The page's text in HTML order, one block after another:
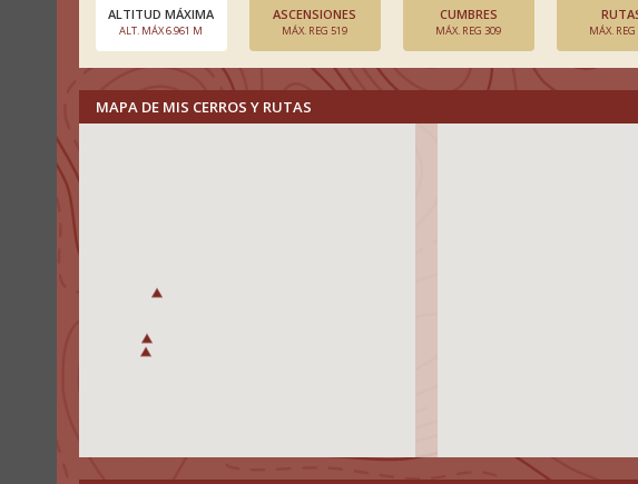
ALTITUD MÁXIMA
ALT. MÁX 6.961 M
ASCENSIONES
MÁX. REG 519
CUMBRES
MÁX. REG 309 MÁX.
MAPA DE MIS CERROS Y RUTAS